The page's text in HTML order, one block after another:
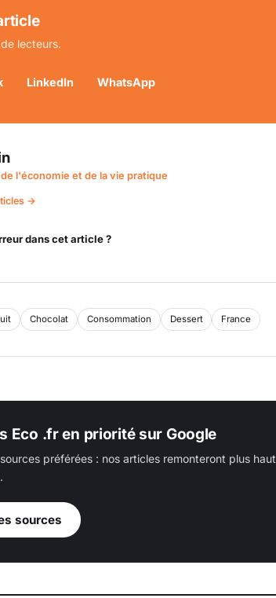
lecteurs.
LinkedIn WhatsApp
l'économie et de la vie pratique
→
dans cet article ?
Chocolat Consommation Dessert France
Eco .fr en priorité sur Google
préférées : nos articles remonteront plus haut
sources